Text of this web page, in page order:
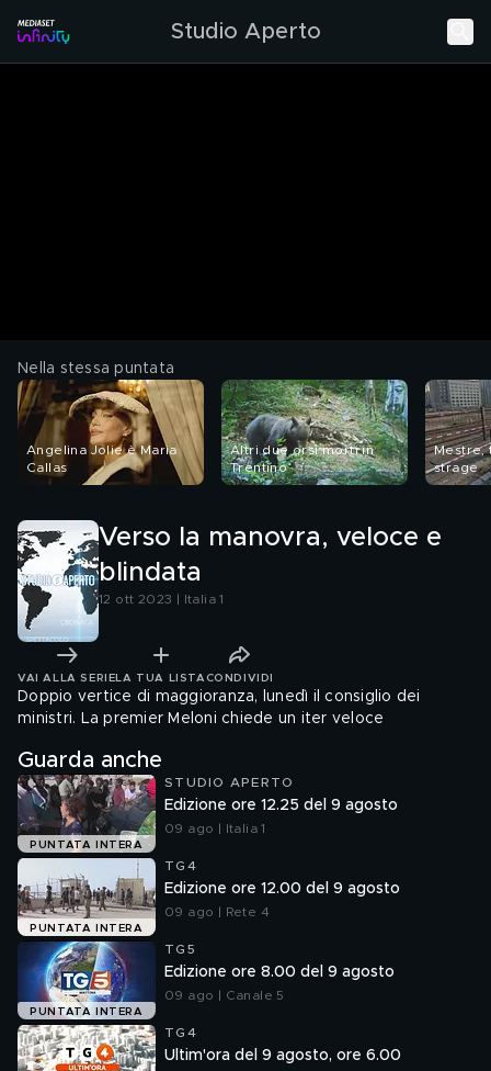
Studio Aperto
Nella stessa puntata
Angelina Jolie è Maria
Callas
Altri due orsi morti in
Trentino
Mestre,
strage
Verso la manovra, veloce e
blindata
12 ott 2023 | Italia 1
VAI ALLA SERIE LA TUA LISTA CONDIVIDI
Doppio vertice di maggioranza, lunedì il consiglio dei
ministri. La premier Meloni chiede un iter veloce
Guarda anche
PUNTATA INTERA
STUDIO APERTO
Edizione ore 12.25 del 9 agosto
09 ago | Italia 1
PUNTATA INTERA
TG4
Edizione ore 12.00 del 9 agosto
09 ago | Rete 4
PUNTATA INTERA
TG5
Edizione ore 8.00 del 9 agosto
09 ago | Canale 5
TG4
Ultim'ora del 9 agosto, ore 6.00